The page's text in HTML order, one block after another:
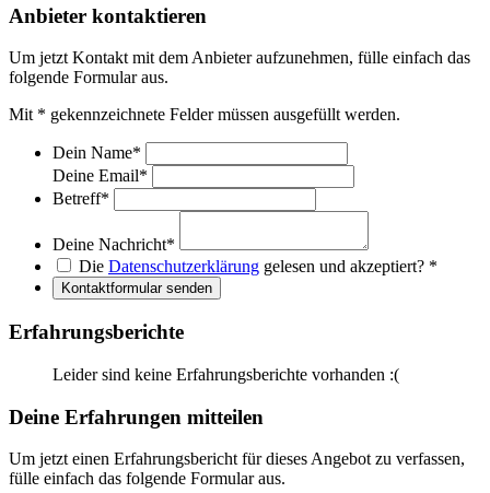
Anbieter kontaktieren
Um jetzt Kontakt mit dem Anbieter aufzunehmen, fülle einfach das
folgende Formular aus.
Mit * gekennzeichnete Felder müssen ausgefüllt werden.
Dein Name*
Deine Email*
Betreff*
Deine Nachricht*
Die Datenschutzerklärung gelesen und akzeptiert? *
Kontaktformular senden
Erfahrungsberichte
Leider sind keine Erfahrungsberichte vorhanden :(
Deine Erfahrungen mitteilen
Um jetzt einen Erfahrungsbericht für dieses Angebot zu verfassen,
fülle einfach das folgende Formular aus.